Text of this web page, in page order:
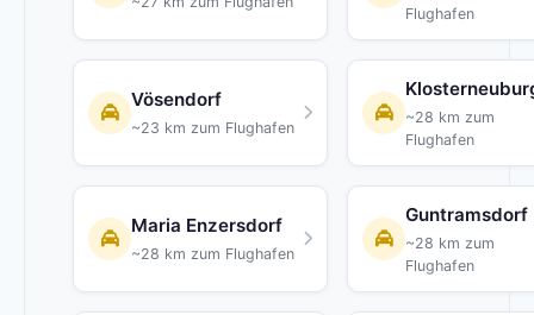
Flughafen
Vösendorf
~23 km zum Flughafen
~28 km zum
Flughafen
Maria Enzersdorf
~28 km zum Flughafen
Guntramsdorf
~28 km zum
Flughafen